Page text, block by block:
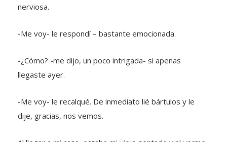
nerviosa.
-Me voy- le respondí – bastante emocionada.
-¿Cómo? -me dijo, un poco intrigada- si apenas
llegaste ayer.
-Me voy- le recalqué. De inmediato lié bártulos y le
dije, gracias, nos vemos.